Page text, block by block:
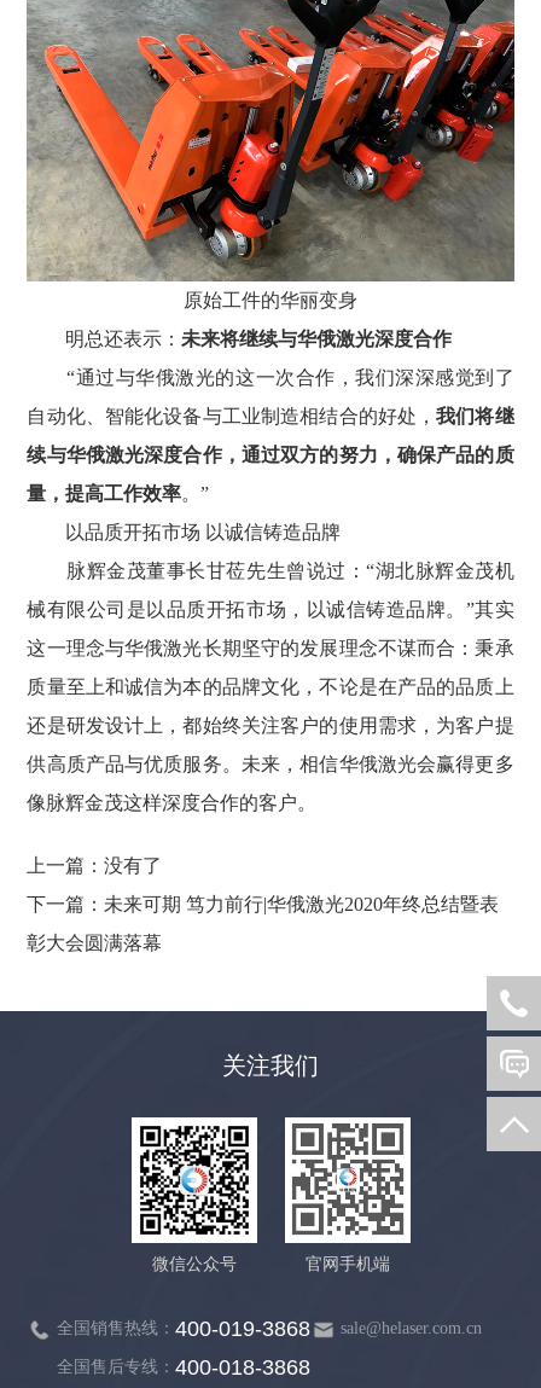
原始工件的华丽变身
明总还表示：未来将继续与华俄激光深度合作
“通过与华俄激光的这一次合作，我们深深感觉到了
自动化、智能化设备与工业制造相结合的好处，我们将继
续与华俄激光深度合作，通过双方的努力，确保产品的质
量，提高工作效率。”
以品质开拓市场 以诚信铸造品牌
脉辉金茂董事长甘莅先生曾说过：“湖北脉辉金茂机
械有限公司是以品质开拓市场，以诚信铸造品牌。”其实
这一理念与华俄激光长期坚守的发展理念不谋而合：秉承
质量至上和诚信为本的品牌文化，不论是在产品的品质上
还是研发设计上，都始终关注客户的使用需求，为客户提
供高质产品与优质服务。未来，相信华俄激光会赢得更多
像脉辉金茂这样深度合作的客户。
上一篇：没有了
下一篇： 未来可期 笃力前行|华俄激光2020年终总结暨表
彰大会圆满落幕
关注我们
微信公众号 官网手机端
全国销售热线：400-019-3868
全国售后专线：400-018-3868
sale@helaser.com.cn